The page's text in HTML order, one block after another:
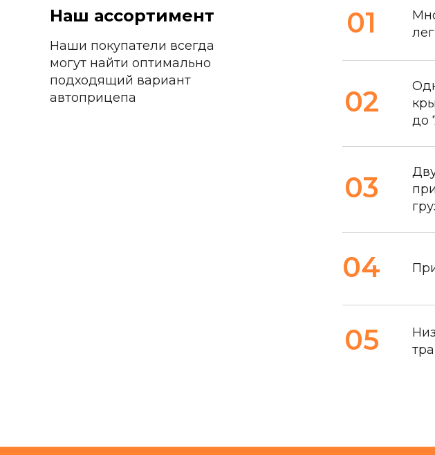
Наш ассортимент
Наши покупатели всегда
могут найти оптимально
подходящий вариант
автоприцепа
01
02
до
03
04
05